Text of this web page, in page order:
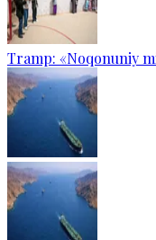
Tramp: «Noqonuniy